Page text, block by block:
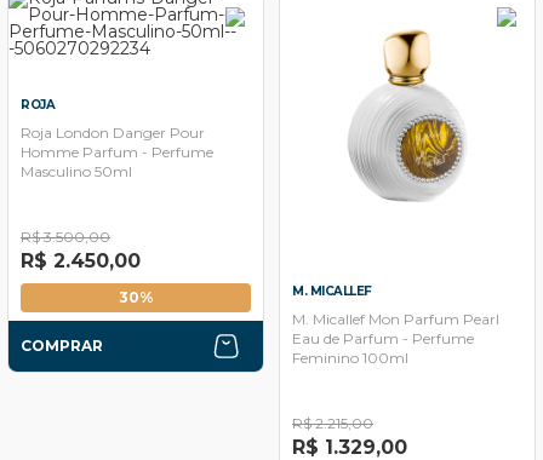
ROJA
Roja London Danger Pour
Homme Parfum - Perfume
Masculino 50ml
R$ 3.500,00
R$ 2.450,00
30%
COMPRAR
M. MICALLEF
M. Micallef Mon Parfum Pearl
Eau de Parfum - Perfume
Feminino 100ml
R$ 2.215,00
R$ 1.329,00